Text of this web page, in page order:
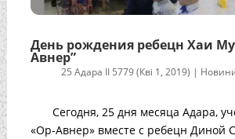
День рождения ребецн Хаи
Авнер”
25 Адара II 5779 (Кві 1, 2019) |
Сегодня, 25 дня месяца Адара,
«Ор-Авнер» вместе с ребецн Диной